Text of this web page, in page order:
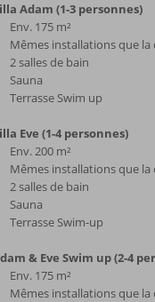
Adam (1-3 personnes)
Env. 175 m²
Mêmes installations que
2 salles de bain
Sauna
Terrasse Swim up
Eve (1-4 personnes)
Env. 200 m²
Mêmes installations que
2 salles de bain
Sauna
Terrasse Swim-up
& Eve Swim up (2-4
Env. 175 m²
Mêmes installations que